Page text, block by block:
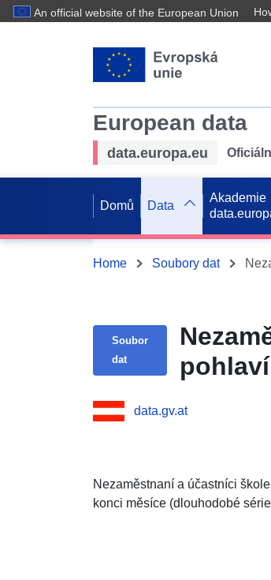
An official website of the European Union
European data
data.europa.eu
Domů Data
Akademie
Home Soubory dat
Soubor
dat
data.gv.at
Nezaměstnaní a účastníci
konci měsíce (dlouhodobé